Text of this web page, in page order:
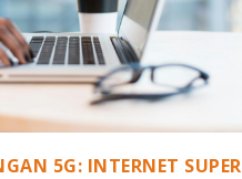
5G: INTERNET SUPER